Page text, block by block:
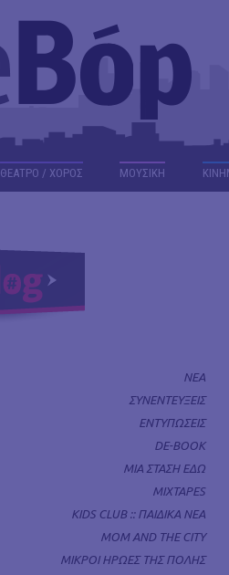
ΘΕΑΤΡΟ / ΧΟΡΟΣ ΜΟΥΣΙΚΗ
ΝΕΑ
ΣΥΝΕΝΤΕΥΞΕΙΣ
ΕΝΤΥΠΩΣΕΙΣ
DE-BOOK
ΜΙΑ ΣΤΑΣΗ ΕΔΩ
MIXTAPES
KIDS CLUB :: ΠΑΙΔΙΚΑ ΝΕΑ
MOM AND THE CITY
ΜΙΚΡΟΙ ΗΡΩΕΣ ΤΗΣ ΠΟΛΗΣ